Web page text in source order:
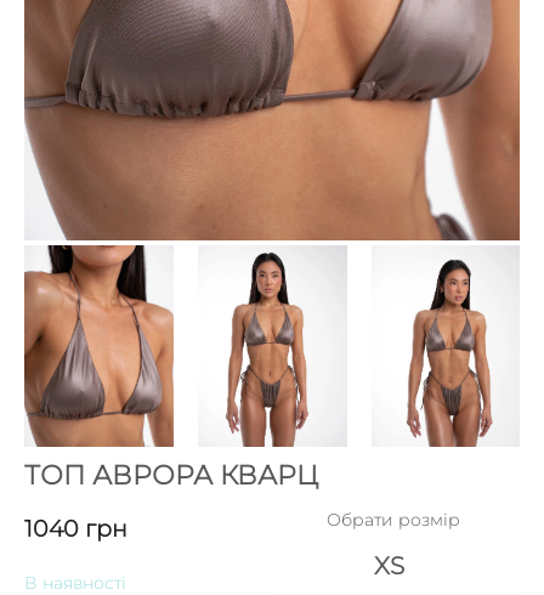
ТОП АВРОРА КВАРЦ
1040 грн
В наявності
Обрати розмір
XS